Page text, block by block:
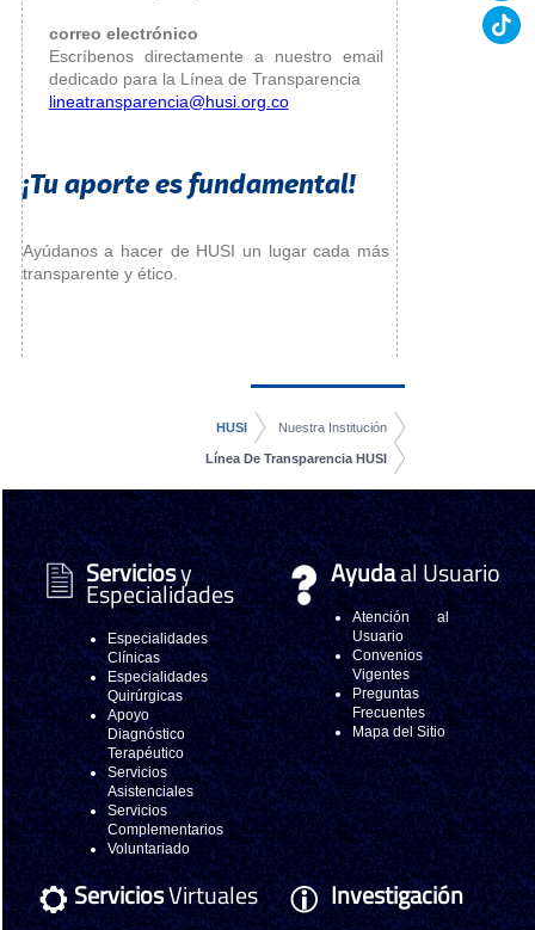
correo electrónico
Escríbenos directamente a nuestro email
dedicado para la Línea de Transparencia
lineatransparencia@husi.org.co
¡Tu aporte es fundamental!
Ayúdanos a hacer de HUSI un lugar cada más
transparente y ético.
HUSI Nuestra Institución
Línea De Transparencia HUSI
Serviciosy
Especialidades
Especialidades
Clínicas
Especialidades
Quirúrgicas
Apoyo
Diagnóstico
Terapéutico
Servicios
Asistenciales
Servicios
Complementarios
Voluntariado
Ayudaal Usuario
Atención al
Usuario
Convenios
Vigentes
Preguntas
Frecuentes
Mapa del Sitio
ServiciosVirtuales Investigación